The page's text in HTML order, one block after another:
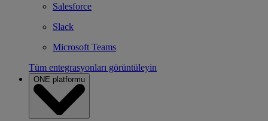
Salesforce
Slack
Microsoft Teams
Tüm entegrasyonları görüntüleyin
ONE platformu